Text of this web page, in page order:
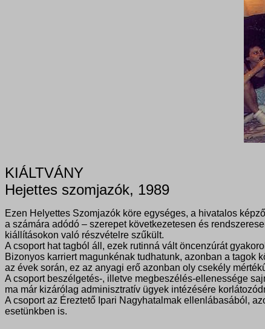
KIÁLTVÁNY
Hejettes szomjazók, 1989
Ezen Helyettes Szomjazók köre egységes, a hivatalos
a számára adódó – szerepet következetesen és
kiállításokon való részvételre szűkült.
A csoport hat tagból áll, ezek rutinná vált öncenzúrát
Bizonyos karriert magunkénak tudhatunk, azonban a tagok
az évek során, ez az anyagi erő azonban oly csekély
A csoport beszélgetés-, illetve megbeszélés-ellenessége
ma már kizárólag adminisztratív ügyek intézésére
A csoport az Éreztető Ipari Nagyhatalmak ellenlábasából,
esetünkben is.